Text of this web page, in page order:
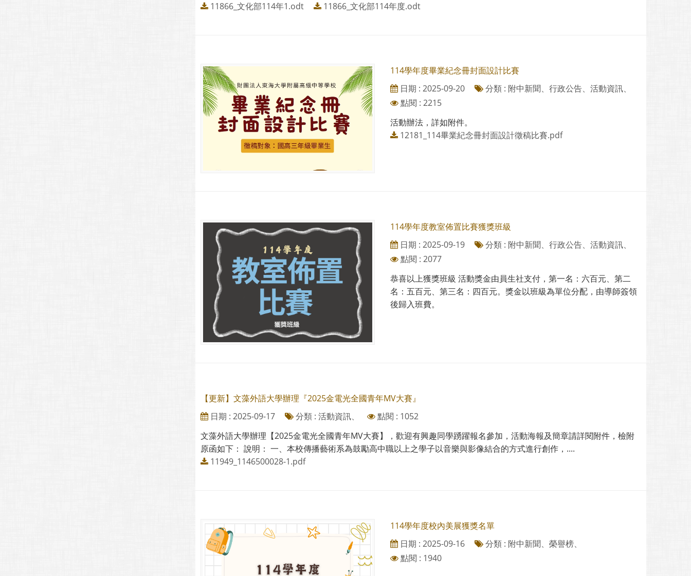
11866_文化部114年1.odt
11866_文化部114年度.odt
114學年度畢業紀念冊封面設計比賽
日期 : 2025-09-20
分類 : 附中新聞、行政公告、活動資訊、
點閱 : 2215
活動辦法，詳如附件。
12181_114畢業紀念冊封面設計徵稿比賽.pdf
114學年度教室佈置比賽獲獎班級
日期 : 2025-09-19
分類 : 附中新聞、行政公告、活動資訊、
點閱 : 2077
恭喜以上獲獎班級 活動獎金由員生社支付，第一名：六百元、第二
名：五百元、第三名：四百元。獎金以班級為單位分配，由導師簽領
後歸入班費。
【更新】文藻外語大學辦理『2025金電光全國青年MV大賽』
日期 : 2025-09-17
分類 : 活動資訊、
點閱 : 1052
文藻外語大學辦理【2025金電光全國青年MV大賽】，歡迎有興趣同學踴躍報名參加，活動海報及簡章請詳閱附件，檢附
原函如下： 說明： 一、本校傳播藝術系為鼓勵高中職以上之學子以音樂與影像結合的方式進行創作，....
11949_1146500028-1.pdf
114學年度校內美展獲獎名單
日期 : 2025-09-16
分類 : 附中新聞、榮譽榜、
點閱 : 1940